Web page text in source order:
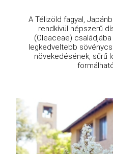
A Télizöld fagyal,
rendkívül népszerű
(Oleaceae)
legkedveltebb
növekedésének, sűrű